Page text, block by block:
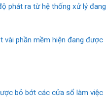
phát ra từ hệ thống xử lý đang
vài phần mềm hiện đang được
bỏ bớt các cửa sổ làm việc